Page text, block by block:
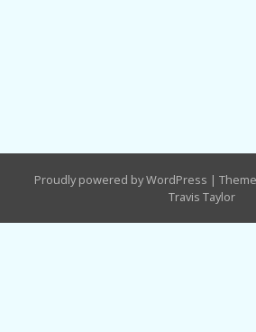
Proudly powered by WordPress |
Travis Taylor